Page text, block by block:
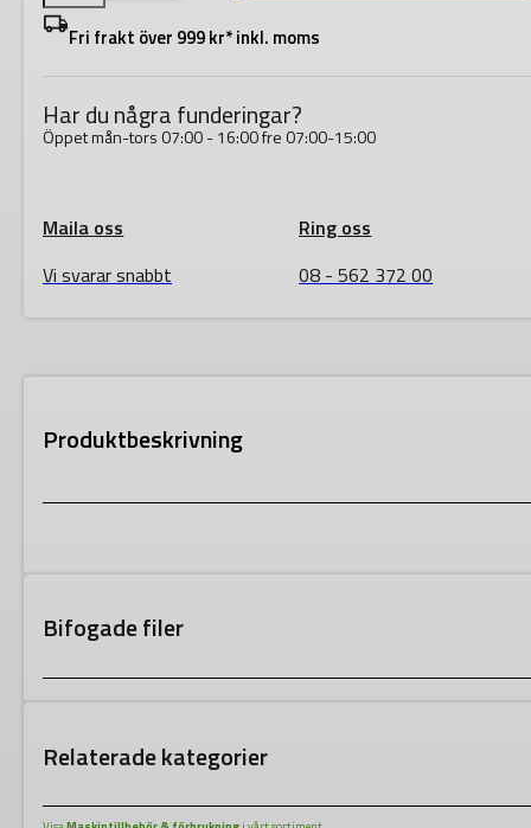
500Avrundningsfräs
mängdFri frakt över 999 kr* inkl. moms
Har du några funderingar?
Öppet mån-tors 07:00 - 16:00 fre 07:00-15:00
Maila oss
Vi svarar snabbt
Ring oss
08 - 562 372 00
Produktbeskrivning
Bifogade filer
Relaterade kategorier